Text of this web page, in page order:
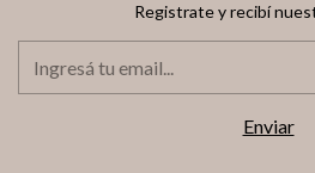
Registrate y recibí